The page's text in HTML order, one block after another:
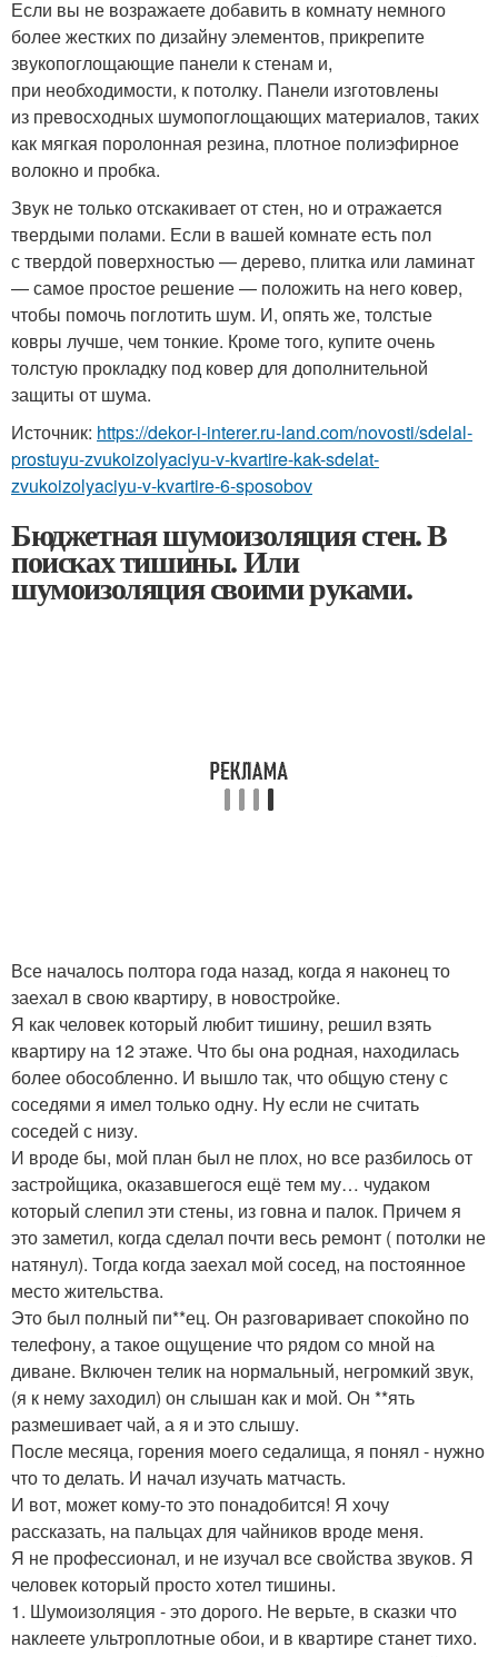
Если вы не возражаете добавить в комнату немного
более жестких по дизайну элементов, прикрепите
звукопоглощающие панели к стенам и,
при необходимости, к потолку. Панели изготовлены
из превосходных шумопоглощающих материалов, таких
как мягкая поролонная резина, плотное полиэфирное
волокно и пробка.
Звук не только отскакивает от стен, но и отражается
твердыми полами. Если в вашей комнате есть пол
с твердой поверхностью — дерево, плитка или ламинат
— самое простое решение — положить на него ковер,
чтобы помочь поглотить шум. И, опять же, толстые
ковры лучше, чем тонкие. Кроме того, купите очень
толстую прокладку под ковер для дополнительной
защиты от шума.
Источник: https://dekor-i-interer.ru-land.com/novosti/sdelal-
prostuyu-zvukoizolyaciyu-v-kvartire-kak-sdelat-
zvukoizolyaciyu-v-kvartire-6-sposobov
Бюджетная шумоизоляция стен. В
поисках тишины. Или
шумоизоляция своими руками.
Все началось полтора года назад, когда я наконец то
заехал в свою квартиру, в новостройке.
Я как человек который любит тишину, решил взять
квартиру на 12 этаже. Что бы она родная, находилась
более обособленно. И вышло так, что общую стену с
соседями я имел только одну. Ну если не считать
соседей с низу.
И вроде бы, мой план был не плох, но все разбилось от
застройщика, оказавшегося ещё тем му… чудаком
который слепил эти стены, из говна и палок. Причем я
это заметил, когда сделал почти весь ремонт ( потолки не
натянул). Тогда когда заехал мой сосед, на постоянное
место жительства.
Это был полный пи**ец. Он разговаривает спокойно по
телефону, а такое ощущение что рядом со мной на
диване. Включен телик на нормальный, негромкий звук,
(я к нему заходил) он слышан как и мой. Он **ять
размешивает чай, а я и это слышу.
После месяца, горения моего седалища, я понял - нужно
что то делать. И начал изучать матчасть.
И вот, может кому-то это понадобится! Я хочу
рассказать, на пальцах для чайников вроде меня.
Я не профессионал, и не изучал все свойства звуков. Я
человек который просто хотел тишины.
1. Шумоизоляция - это дорого. Не верьте, в сказки что
наклеете ультроплотные обои, и в квартире станет тихо.